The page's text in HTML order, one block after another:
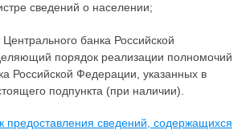
сведений о населении;
банка Российской
порядок реализации полномочий
Российской Федерации, указанных в
подпункта (при наличии).
предоставления сведений, содержащихся